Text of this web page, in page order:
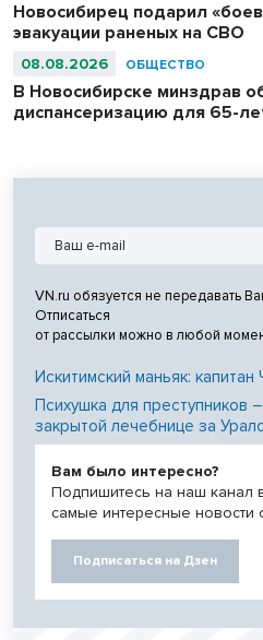
Новосибирец подарил
эвакуации раненых на СВО
08.08.2026 ОБЩЕСТВО
В Новосибирске минздрав
диспансеризацию для 65-
VN.ru обязуется не передавать
Отписаться
от рассылки можно в любой
Искитимский маньяк:
Психушка для преступников
закрытой лечебнице за
Вам было интересно?
Подпишитесь на наш канал
самые интересные новости
Подписаться на Дзен